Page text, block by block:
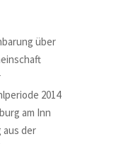
über
2014
am Inn
der